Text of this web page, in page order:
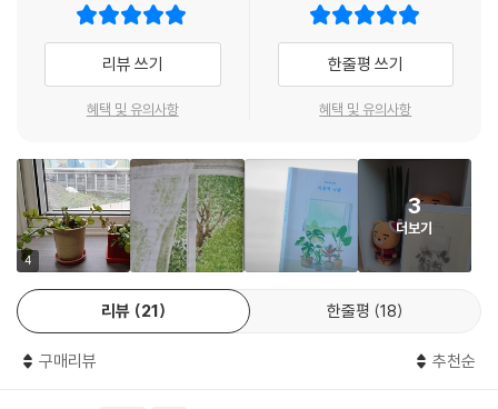
기 결실에 관한 희비나 낙담이 없는 것, 삶 이외의 선택지가 없는 것, 그렇
게 자기가 놓인 세계와 조응해나가는 것. 이런 질서가 있는 내일이라면 낙
관하지 않을 수 없을 것이다.
---「나오는 말_우리가 선택한 낙관」중에서
4부 ‘그런 나무가 되었다’에는 긴 겨울의 끝에 당도한 봄날 다시금 몸을 꿈
질거리기 시작하는 식물들의 밝은 기운이 담겼다. 김금희가 묘사하는 연둣
빛 봄 풍경은 그 자체로 희망차다. 어느덧 연한 햇빛을 받으며 넘실거리는
나뭇잎들로 가득찬 창밖, 메말랐던 식물들이 가지에 조그맣게 핀 여린 잎
들과는 달라진 듯하다. 4부의 마지막 장면에서 그가 깊은 숲을 응시하는
동안 아픈 감정들은 발화되는 대신 다시 내면으로 스며들고, 그 과정을 오
롯이 느끼며 작가는 식물과 교류하는 동안 더욱 단단해진 자신을 확인한
다.
부록 ‘식물 군상’은 김금희가 지금까지 만난 식물 중 30종을 추려 자신의
언어로 직접 소개하는 코너이다. 이름에 얽힌 사연, 특징적인 모습, 최적의
성장 환경, 기를 때 주의해야 할 점, 기르면서 얻을 수 있는 기쁨의 종류 등
식물에 대한 다채로운 정보가 작가 나름의 경험에 비추어 서술된다. 이제
리뷰 쓰기
혜택 및 유의사항
한줄평 쓰기
혜택 및 유의사항
4
3
더보기
리뷰 21 한줄평 18
구매리뷰 추천순